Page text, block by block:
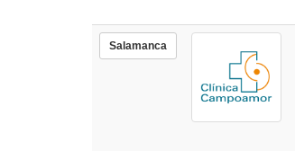
Salamanca